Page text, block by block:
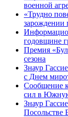
военной
«Трудно
зарождении
годовщине
Премия
сезона
Знаур
с Днем
Сообщение
сил в
Знаур
Посольстве